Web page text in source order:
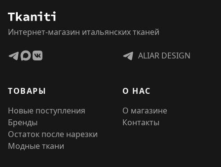
Интернет-магазин итальянских тканей
ALIAR DESIGN
ТОВАРЫ
Новые поступления
Бренды
Остаток после нарезки
Модные ткани
О НАС
О магазине
Контакты